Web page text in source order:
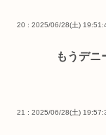
20 : 2025/06/28(土)
もうデニ
21 : 2025/06/28(土)